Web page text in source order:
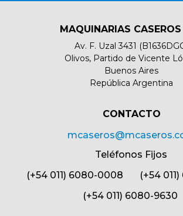
MAQUINARIAS
Av. F. Uzal 3431
Olivos, Partido de Vicente
Buenos Aires
República Argentina
CONTACTO​
Teléfonos Fijos
(+54 011) 6080-0008 (+54 011)
(+54 011) 6080-9630